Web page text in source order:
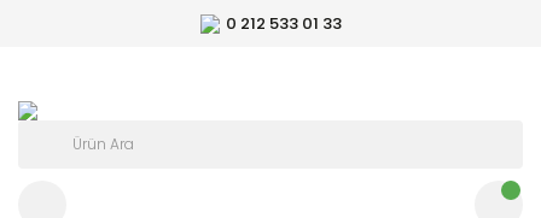
0 212 533 01 33